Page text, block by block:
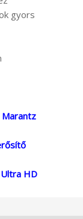
gyors
Marantz
HD